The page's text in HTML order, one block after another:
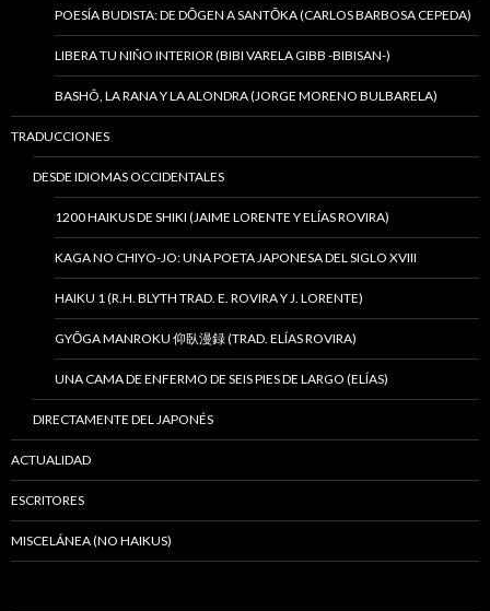
POESÍA BUDISTA: DE DŌGEN A SANTŌKA (CARLOS BARBOSA CEPEDA)
LIBERA TU NIÑO INTERIOR (BIBI VARELA GIBB -BIBISAN-)
BASHÔ, LA RANA Y LA ALONDRA (JORGE MORENO BULBARELA)
TRADUCCIONES
DESDE IDIOMAS OCCIDENTALES
1200 HAIKUS DE SHIKI (JAIME LORENTE Y ELÍAS ROVIRA)
KAGA NO CHIYO-JO: UNA POETA JAPONESA DEL SIGLO XVIII
HAIKU 1 (R.H. BLYTH TRAD. E. ROVIRA Y J. LORENTE)
GYŌGA MANROKU 仰臥漫録 (TRAD. ELÍAS ROVIRA)
UNA CAMA DE ENFERMO DE SEIS PIES DE LARGO (ELÍAS)
DIRECTAMENTE DEL JAPONÉS
ACTUALIDAD
ESCRITORES
MISCELÁNEA (NO HAIKUS)